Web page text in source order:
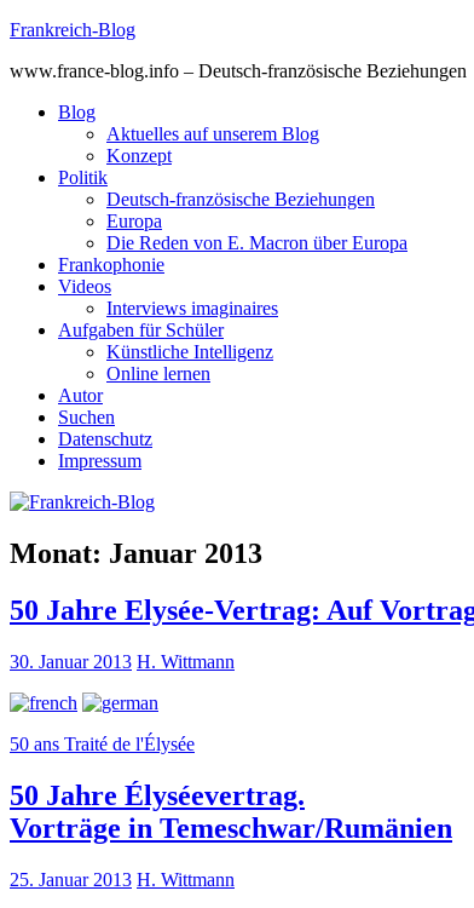
Skip
content
Frankreich-Blog
www.france-blog.info – Deutsch-französische Beziehungen
Blog
Aktuelles auf unserem Blog
Konzept
Politik
Deutsch-französische Beziehungen
Europa
Die Reden von E. Macron über Europa
Frankophonie
Videos
Interviews imaginaires
Aufgaben für Schüler
Künstliche Intelligenz
Online lernen
Autor
Suchen
Datenschutz
Impressum
Monat: Januar 2013
50 Jahre Elysée-Vertrag: Auf
30. Januar 2013 H. Wittmann
50 ans Traité de l'Élysée
50 Jahre Élyséevertrag.
Vorträge in Temeschwar/Rumänien
25. Januar 2013 H. Wittmann